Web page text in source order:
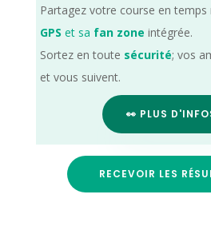
Partagez votre course en temps
GPS et sa fan zone intégrée.
Sortez en toute sécurité; vos
et vous suivent.
👀 PLUS
RECEVOIR LES